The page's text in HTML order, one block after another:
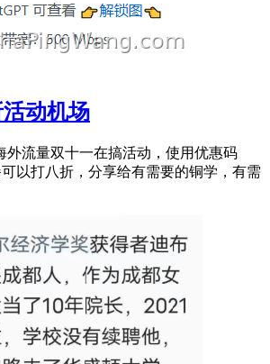
动机场
外流量双十一在搞活动，使用优惠码
可以打八折，分享给有需要的铜学，有需